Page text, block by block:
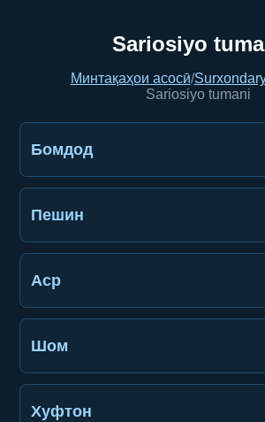
Sariosiyo
Минтақаҳои асосӣ/
Sariosiyo tumani
Бомдод
Пешин
Аср
Шом
Хуфтон